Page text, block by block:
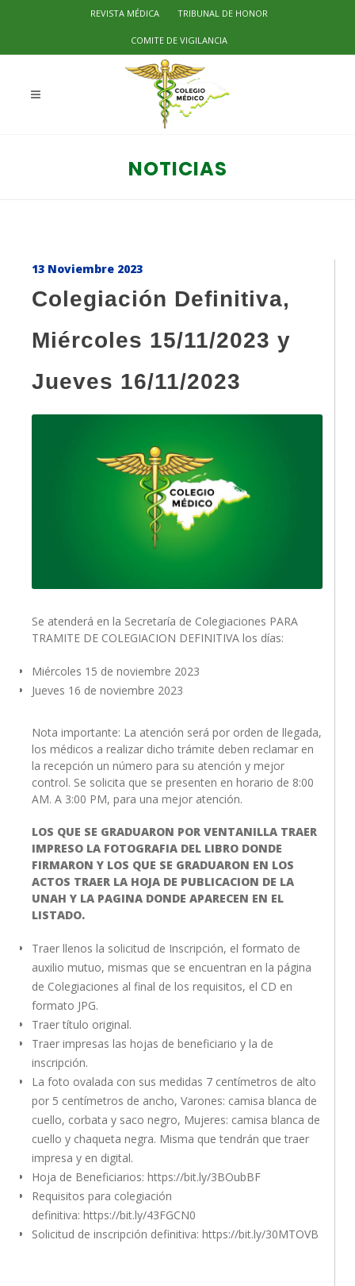
REVISTA MÉDICA TRIBUNAL DE HONOR
COMITE DE VIGILANCIA
NOTICIAS
13 Noviembre 2023
Colegiación Definitiva,
Miércoles 15/11/2023 y
Jueves 16/11/2023
Se atenderá en la Secretaría de Colegiaciones PARA
TRAMITE DE COLEGIACION DEFINITIVA los días:
Miércoles 15 de noviembre 2023
Jueves 16 de noviembre 2023
Nota importante: La atención será por orden de llegada,
los médicos a realizar dicho trámite deben reclamar en
la recepción un número para su atención y mejor
control. Se solicita que se presenten en horario de 8:00
AM. A 3:00 PM, para una mejor atención.
LOS QUE SE GRADUARON POR VENTANILLA TRAER
IMPRESO LA FOTOGRAFIA DEL LIBRO DONDE
FIRMARON Y LOS QUE SE GRADUARON EN LOS
ACTOS TRAER LA HOJA DE PUBLICACION DE LA
UNAH Y LA PAGINA DONDE APARECEN EN EL
LISTADO.
Traer llenos la solicitud de Inscripción, el formato de
auxilio mutuo, mismas que se encuentran en la página
de Colegiaciones al final de los requisitos, el CD en
formato JPG.
Traer título original.
Traer impresas las hojas de beneficiario y la de
inscripción.
La foto ovalada con sus medidas 7 centímetros de alto
por 5 centímetros de ancho, Varones: camisa blanca de
cuello, corbata y saco negro, Mujeres: camisa blanca de
cuello y chaqueta negra. Misma que tendrán que traer
impresa y en digital.
Hoja de Beneficiarios: https://bit.ly/3BOubBF
Requisitos para colegiación
definitiva: https://bit.ly/43FGCN0
Solicitud de inscripción definitiva: https://bit.ly/30MTOVB